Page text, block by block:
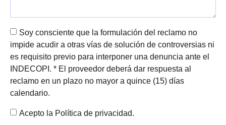
Soy consciente que la formulación del reclamo no
impide acudir a otras vías de solución de controversias ni
es requisito previo para interponer una denuncia ante el
INDECOPI. * El proveedor deberá dar respuesta al
reclamo en un plazo no mayor a quince (15) días
calendario.
Acepto la Política de privacidad.